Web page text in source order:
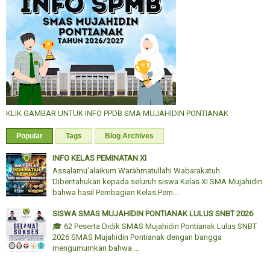
KLIK GAMBAR UNTUK INFO PPDB SMA MUJAHIDIN PONTIANAK
Popular Tags Blog Archives
INFO KELAS PEMINATAN XI
Assalamu'alaikum Warahmatullahi Wabarakatuh.
Diberitahukan kepada seluruh siswa Kelas XI SMA Mujahidin
bahwa hasil Pembagian Kelas Pem...
SISWA SMAS MUJAHIDIN PONTIANAK LULUS SNBT 2026
🎓 62 Peserta Didik SMAS Mujahidin Pontianak Lulus SNBT
2026 SMAS Mujahidin Pontianak dengan bangga
mengumumkan bahwa ...